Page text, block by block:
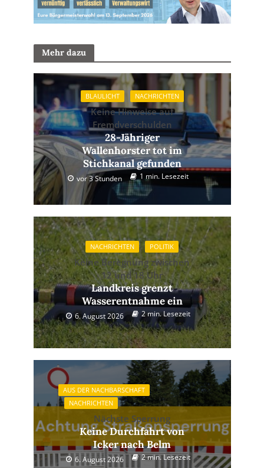
Mehr dazu
BLAULICHT NACHRICHTEN
Keine Hinweise auf
Fremdverschulden
28-Jähriger
Wallenhorster tot im
Stichkanal gefunden
vor 3 Stunden 1 min. Lesezeit
NACHRICHTEN POLITIK
Keine Beregnung zwischen
12 und 18 Uhr
Landkreis grenzt
Wasserentnahme ein
6. August 2026 2 min. Lesezeit
AUS DER NACHBARSCHAFT
NACHRICHTEN
Nächste Sperrung
Keine Durchfahrt von
Icker nach Belm
6. August 2026 2 min. Lesezeit